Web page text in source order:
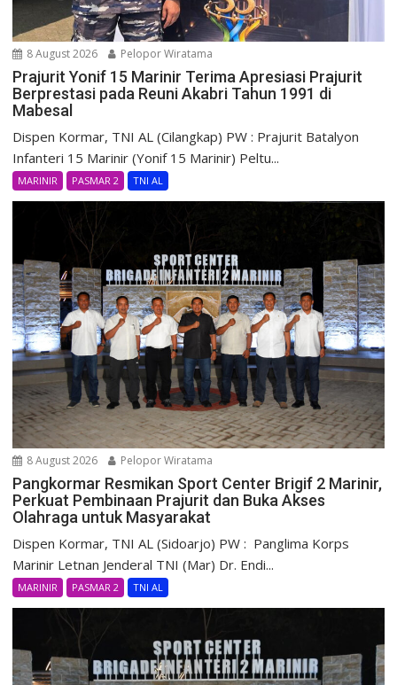
8 August 2026 Pelopor Wiratama
Prajurit Yonif 15 Marinir Terima Apresiasi Prajurit
Berprestasi pada Reuni Akabri Tahun 1991 di
Mabesal
Dispen Kormar, TNI AL (Cilangkap) PW : Prajurit Batalyon
Infanteri 15 Marinir (Yonif 15 Marinir) Peltu...
MARINIR PASMAR 2 TNI AL
8 August 2026 Pelopor Wiratama
Pangkormar Resmikan Sport Center Brigif 2 Marinir,
Perkuat Pembinaan Prajurit dan Buka Akses
Olahraga untuk Masyarakat
Dispen Kormar, TNI AL (Sidoarjo) PW : Panglima Korps
Marinir Letnan Jenderal TNI (Mar) Dr. Endi...
MARINIR PASMAR 2 TNI AL